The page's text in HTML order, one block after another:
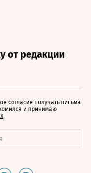
согласие получать письма
и принимаю